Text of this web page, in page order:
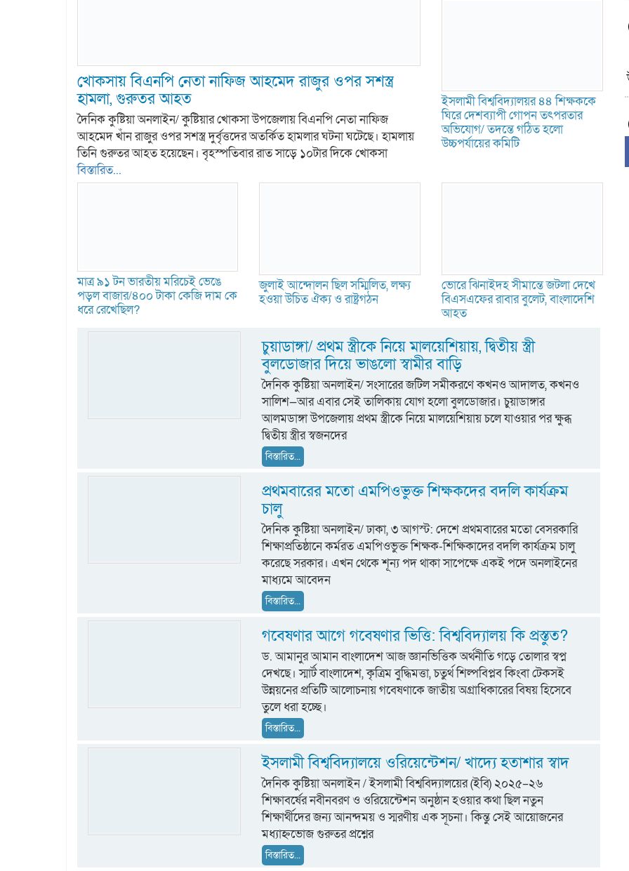
খোকসায় বিএনপি নেতা নাফিজ আহমেদ রাজুর ওপর সশস্ত্র
হামলা, গুরুতর আহত
দৈনিক কুষ্টিয়া অনলাইন/ কুষ্টিয়ার খোকসা উপজেলায় বিএনপি নেতা নাফিজ
আহমেদ খাঁন রাজুর ওপর সশস্ত্র দুর্বৃত্তদের অতর্কিত হামলার ঘটনা ঘটেছে। হামলায়
তিনি গুরুতর আহত হয়েছেন। বৃহস্পতিবার রাত সাড়ে ১০টার দিকে খোকসা
বিস্তারিত...
ইসলামী বিশ্ববিদ্যালয়র ৪৪ শিক্ষককে
ঘিরে দেশব্যাপী গোপন তৎপরতার
অভিযোগ/ তদন্তে গঠিত হলো
উচ্চপর্যায়ের কমিটি
মাত্র ৯১ টন ভারতীয় মরিচেই ভেঙে
পড়ল বাজার/৪০০ টাকা কেজি দাম কে
ধরে রেখেছিল?
জুলাই আন্দোলন ছিল সম্মিলিত, লক্ষ্য
হওয়া উচিত ঐক্য ও রাষ্ট্রগঠন
ভোরে ঝিনাইদহ সীমান্তে জটলা দেখে
বিএসএফের রাবার বুলেট, বাংলাদেশি
আহত
চুয়াডাঙ্গা/ প্রথম স্ত্রীকে নিয়ে মালয়েশিয়ায়, দ্বিতীয় স্ত্রী
বুলডোজার দিয়ে ভাঙলো স্বামীর বাড়ি
দৈনিক কুষ্টিয়া অনলাইন/ সংসারের জটিল সমীকরণে কখনও আদালত, কখনও
সালিশ—আর এবার সেই তালিকায় যোগ হলো বুলডোজার। চুয়াডাঙ্গার
আলমডাঙ্গা উপজেলায় প্রথম স্ত্রীকে নিয়ে মালয়েশিয়ায় চলে যাওয়ার পর ক্ষুব্ধ
দ্বিতীয় স্ত্রীর স্বজনদের
বিস্তারিত...
প্রথমবারের মতো এমপিওভুক্ত শিক্ষকদের বদলি কার্যক্রম
চালু
দৈনিক কুষ্টিয়া অনলাইন/ ঢাকা, ৩ আগস্ট: দেশে প্রথমবারের মতো বেসরকারি
শিক্ষাপ্রতিষ্ঠানে কর্মরত এমপিওভুক্ত শিক্ষক-শিক্ষিকাদের বদলি কার্যক্রম চালু
করেছে সরকার। এখন থেকে শূন্য পদ থাকা সাপেক্ষে একই পদে অনলাইনের
মাধ্যমে আবেদন
বিস্তারিত...
গবেষণার আগে গবেষণার ভিত্তি: বিশ্ববিদ্যালয় কি প্রস্তুত?
ড. আমানুর আমান বাংলাদেশ আজ জ্ঞানভিত্তিক অর্থনীতি গড়ে তোলার স্বপ্ন
দেখছে। স্মার্ট বাংলাদেশ, কৃত্রিম বুদ্ধিমত্তা, চতুর্থ শিল্পবিপ্লব কিংবা টেকসই
উন্নয়নের প্রতিটি আলোচনায় গবেষণাকে জাতীয় অগ্রাধিকারের বিষয় হিসেবে
তুলে ধরা হচ্ছে।
বিস্তারিত...
ইসলামী বিশ্ববিদ্যালয়ে ওরিয়েন্টেশন/ খাদ্যে হতাশার স্বাদ
দৈনিক কুষ্টিয়া অনলাইন / ইসলামী বিশ্ববিদ্যালয়ের (ইবি) ২০২৫–২৬
শিক্ষাবর্ষের নবীনবরণ ও ওরিয়েন্টেশন অনুষ্ঠান হওয়ার কথা ছিল নতুন
শিক্ষার্থীদের জন্য আনন্দময় ও স্মরণীয় এক সূচনা। কিন্তু সেই আয়োজনের
মধ্যাহ্নভোজ গুরুতর প্রশ্নের
বিস্তারিত...